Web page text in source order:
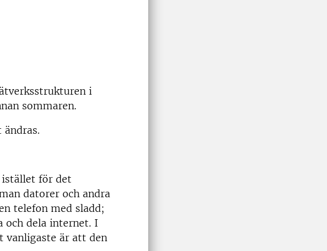
i
sommaren.
ändras.
istället för det
datorer och andra
telefon med sladd;
och dela internet. I
vanligaste är att den